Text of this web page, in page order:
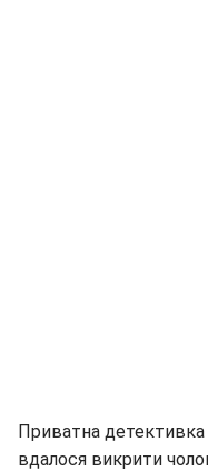
Приватна детективка
вдалося викрити